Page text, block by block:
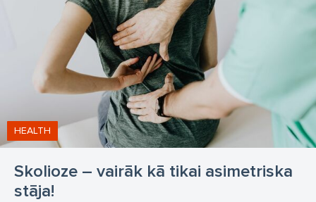
Skolioze – vairāk kā tikai asimetriska
stāja!
HEALTH